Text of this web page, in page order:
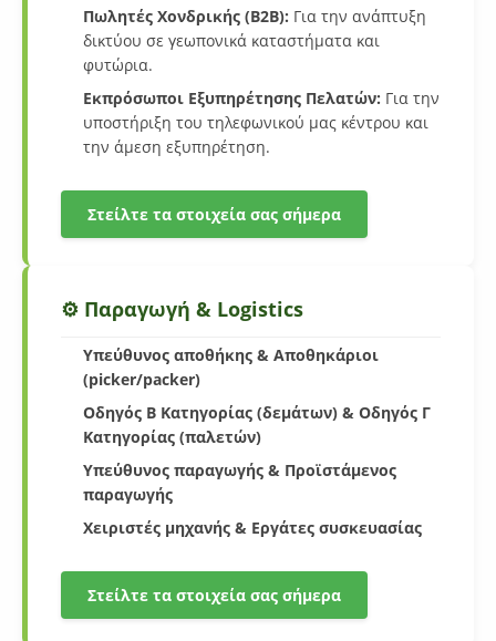
Πωλητές Χονδρικής (B2B): Για την ανάπτυξη
δικτύου σε γεωπονικά καταστήματα και
φυτώρια.
Εκπρόσωποι Εξυπηρέτησης Πελατών: Για την
υποστήριξη του τηλεφωνικού μας κέντρου και
την άμεση εξυπηρέτηση.
Στείλτε τα στοιχεία σας σήμερα
⚙️ Παραγωγή & Logistics
Υπεύθυνος αποθήκης & Αποθηκάριοι
(picker/packer)
Οδηγός Β Κατηγορίας (δεμάτων) & Οδηγός Γ
Κατηγορίας (παλετών)
Υπεύθυνος παραγωγής & Προϊστάμενος
παραγωγής
Χειριστές μηχανής & Εργάτες συσκευασίας
Στείλτε τα στοιχεία σας σήμερα